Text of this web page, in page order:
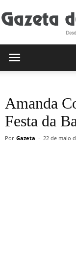
Amanda
Festa da
Por Gazeta - 22 de maio